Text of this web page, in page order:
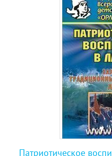
Патриотическое